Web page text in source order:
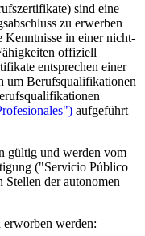
sind eine
zu erwerben
Kenntnisse in einer nicht-
offiziell
entsprechen einer
um Berufsqualifikationen
aufgeführt
gültig und werden vom
("Servicio Público
Stellen der autonomen
werden: